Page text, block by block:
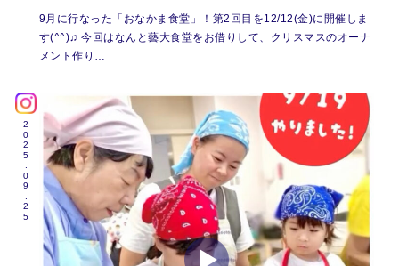
9月に行なった「おなかま食堂」！第2回目を12/12(金)に開催しま
す(^^)♫ 今回はなんと藝大食堂をお借りして、クリスマスのオーナ
メント作り…
2025.09.25